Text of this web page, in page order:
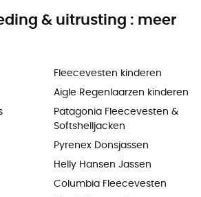
& uitrusting : meer
Fleecevesten kinderen
Aigle Regenlaarzen kinderen
Patagonia Fleecevesten &
Softshelljacken
Pyrenex Donsjassen
Helly Hansen Jassen
Columbia Fleecevesten